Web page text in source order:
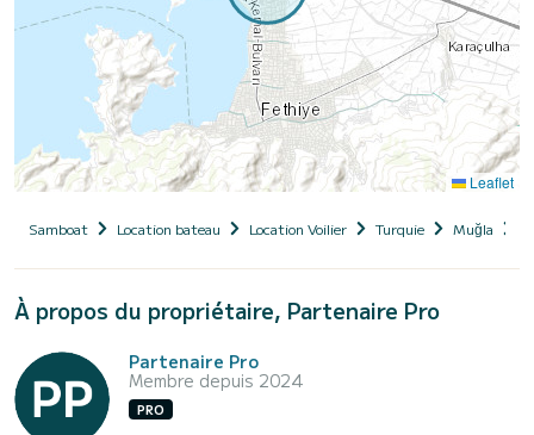
Leaflet
Samboat Location bateau Location Voilier Turquie Muğla
À propos du propriétaire, Partenaire Pro
Partenaire Pro
Membre depuis 2024
PRO